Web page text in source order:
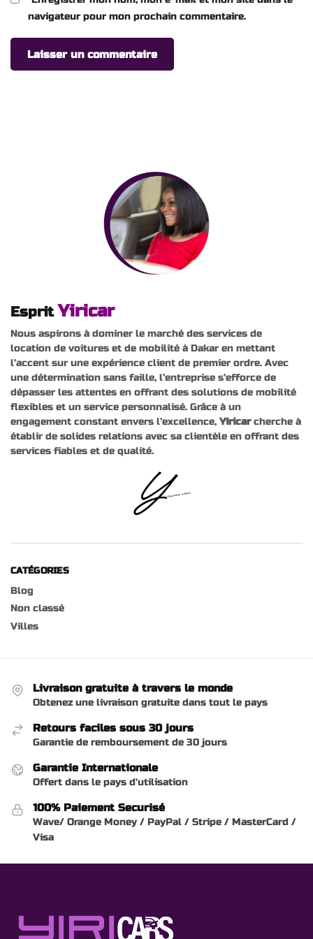
navigateur pour mon prochain commentaire.
Esprit Yiricar
Nous aspirons à dominer le marché des services de
location de voitures et de mobilité à Dakar en mettant
l’accent sur une expérience client de premier ordre. Avec
une détermination sans faille, l’entreprise s’efforce de
dépasser les attentes en offrant des solutions de mobilité
flexibles et un service personnalisé. Grâce à un
engagement constant envers l’excellence, Yiricarcherche à
établir de solides relations avec sa clientèle en offrant des
services fiables et de qualité.
CATÉGORIES
Blog
Non classé
Villes
Livraison gratuite à travers le monde
Obtenez une livraison gratuite dans tout le pays
Retours faciles sous 30 jours
Garantie de remboursement de 30 jours
Garantie Internationale
Offert dans le pays d'utilisation
100% Paiement Securisé
Wave/ Orange Money / PayPal / Stripe / MasterCard /
Visa